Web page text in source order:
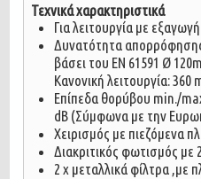
Τεχνικά χαρακτηριστικά
Για λειτουργία με
Δυνατότητα
βάσει του EN 61591 Ø
Κανονική λειτουργία: 360
Επίπεδα θορύβου min./
dB (Σύμφωνα με την
Χειρισμός με πιεζόμενα
Διακριτικός φωτισμός με
2 x μεταλλικά φίλτρα ,με